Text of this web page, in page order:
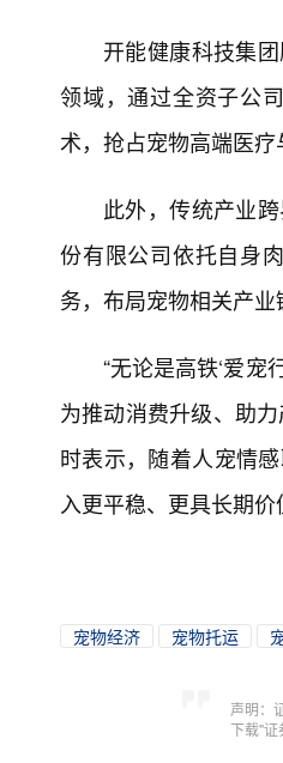
开能健康科技集
领域，通过全资子公
术，抢占宠物高端医疗
此外，传统产业
份有限公司依托自身
务，布局宠物相关产
“无论是高铁‘爱
为推动消费升级、助
时表示，随着人宠情
入更平稳、更具长期价
宠物经济 宠物托运
声明：
下载"证